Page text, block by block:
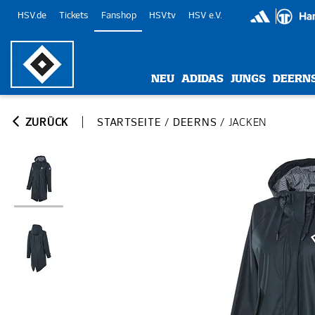
HSV.de Tickets Fanshop HSV.tv HSV e.V.
NEU ADIDAS JUNGS
ZURÜCK STARTSEITE / DEERNS / JACKEN